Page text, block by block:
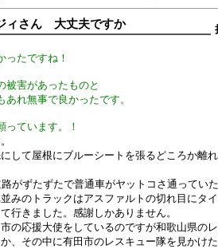
ィさん 大丈夫ですか
ったですね！
被害があったものと
れ無事で良かったです。
っています。！
して屋根にブルーシートを張るどころか離
がずたずたで普通車がヤットコさ通ってい
みのトラックはアスファルトの切れ目にタ
行きました。感謝しかありません。
の応援大使をしているのですが和歌山県の
、その中に有田市のレスキュー隊を見かけ